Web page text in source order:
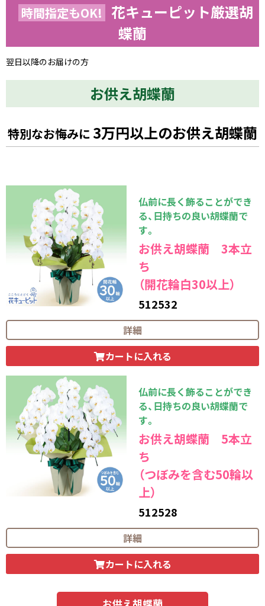
時間指定もOK! 花キューピット厳選胡
蝶蘭
翌日以降のお届けの方
お供え胡蝶蘭
特別なお悔みに 3万円以上のお供え胡蝶蘭
仏前に長く飾ることができ
る、日持ちの良い胡蝶蘭で
す。
お供え胡蝶蘭 3本立
ち
（開花輪白30以上）
512532
33,000
詳細
カートに入れる
仏前に長く飾ることができ
る、日持ちの良い胡蝶蘭で
す。
お供え胡蝶蘭 5本立
ち
（つぼみを含む50輪以
上）
512528
55,000
詳細
カートに入れる